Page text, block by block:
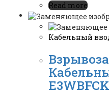
Read more
Кабельный